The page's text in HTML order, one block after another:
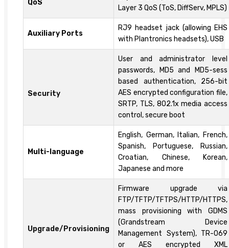
QoS
Layer 3 QoS (ToS, DiffServ, MPLS)
Auxiliary Ports
RJ9 headset jack (allowing EHS
with Plantronics headsets), USB
Security
User and administrator level
passwords, MD5 and MD5-sess
based authentication, 256-bit
AES encrypted configuration file,
SRTP, TLS, 802.1x media access
control, secure boot
Multi-language
English, German, Italian, French,
Spanish, Portuguese, Russian,
Croatian, Chinese, Korean,
Japanese and more
Upgrade/Provisioning
Firmware upgrade via
FTP/TFTP/TFTPS/HTTP/HTTPS,
mass provisioning with GDMS
(Grandstream Device
Management System), TR-069
or AES encrypted XML